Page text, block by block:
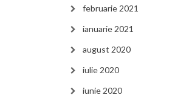
februarie 2021
ianuarie 2021
august 2020
iulie 2020
iunie 2020